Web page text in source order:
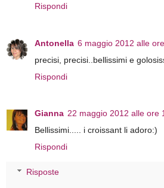
Rispondi
Antonella 6 maggio 2012 alle
precisi, precisi..bellissimi e
Rispondi
Gianna 22 maggio 2012 alle ore
Bellissimi..... i croissant li adoro:)
Rispondi
Risposte